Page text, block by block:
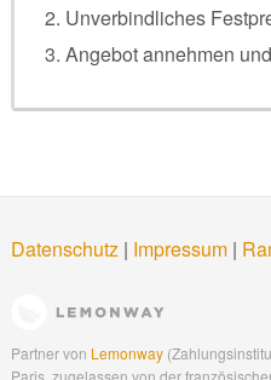
Unverbindliches
Angebot annehmen
Datenschutz| Impressum|
Partner von Lemonway
Paris, zugelassen von der